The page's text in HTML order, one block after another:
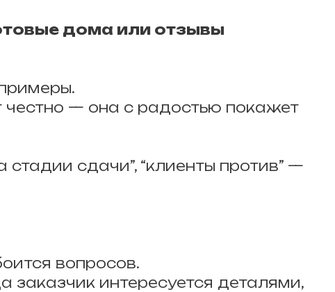
дома или отзывы
честно — она с радостью покажет
стадии сдачи”, “клиенты против” —
вопросов.
заказчик интересуется деталями,